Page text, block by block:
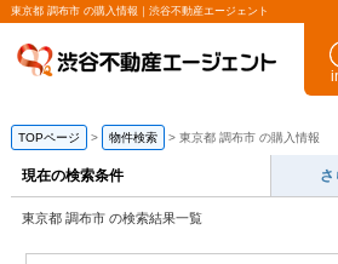
東京都 調布市 の購入情報｜渋谷不動産エージェント
TOPページ 物件検索 東京都 調布市 の購入情報
現在の検索条件 さ
東京都 調布市 の検索結果一覧